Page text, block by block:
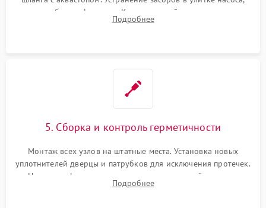
патрубках и фильтрах. Компонентный ремонт платы
управления, восстановление поврежденной проводки.
Подробнее
5. Сборка и контроль герметичности
Монтаж всех узлов на штатные места. Установка новых
уплотнителей дверцы и патрубков для исключения протечек.
Надежная фиксация хомутов гидравлической системы,
сборка корпуса и установка датчика поплавка.
Подробнее